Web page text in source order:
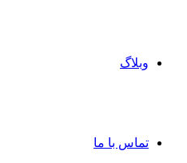
وبلاگ
تماس با ما